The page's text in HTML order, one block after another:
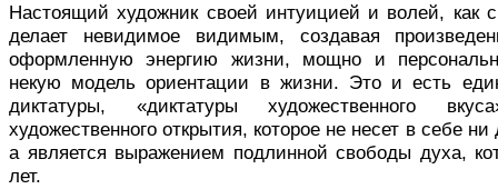
Настоящий художник своей интуицией и волей, как
делает невидимое видимым, создавая
оформленную энергию жизни, мощно и
некую модель ориентации в жизни. Это и есть
диктатуры, «диктатуры художественного
художественного открытия, которое не несет в себе
а является выражением подлинной свободы духа,
лет.